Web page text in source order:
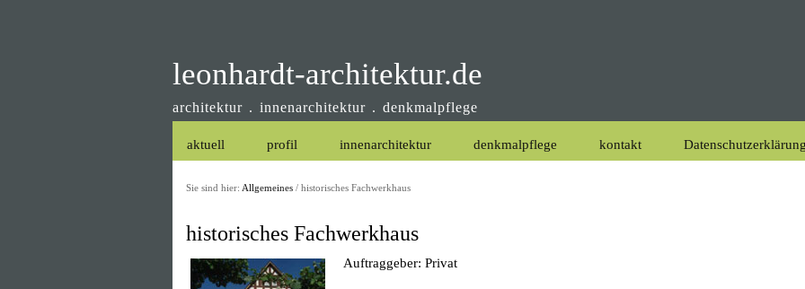
leonhardt-architektur.de
architektur . innenarchitektur . denkmalpflege
aktuell profil innenarchitektur denkmalpflege kontakt
Sie sind hier: Allgemeines / historisches Fachwerkhaus
historisches Fachwerkhaus
Auftraggeber: Privat